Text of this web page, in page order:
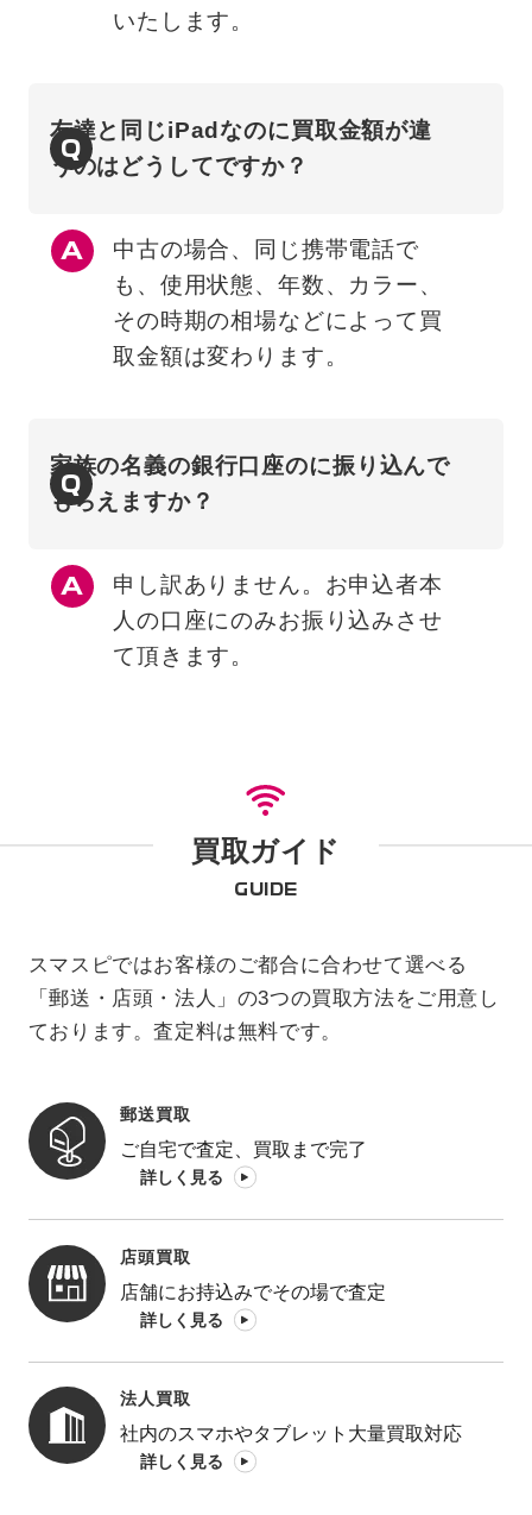
いたします。
Q
友達と同じiPadなのに買取金額が違
うのはどうしてですか？
中古の場合、同じ携帯電話で
も、使用状態、年数、カラー、
その時期の相場などによって買
取金額は変わります。
Q
家族の名義の銀行口座のに振り込んで
もらえますか？
申し訳ありません。お申込者本
人の口座にのみお振り込みさせ
て頂きます。
買取ガイド
GUIDE
スマスピではお客様のご都合に合わせて選べる
「郵送・店頭・法人」の3つの買取方法をご用意し
ております。査定料は無料です。
郵送買取
ご自宅で査定、買取まで完了
詳しく見る
店頭買取
店舗にお持込みでその場で査定
詳しく見る
法人買取
社内のスマホやタブレット大量買取対応
詳しく見る